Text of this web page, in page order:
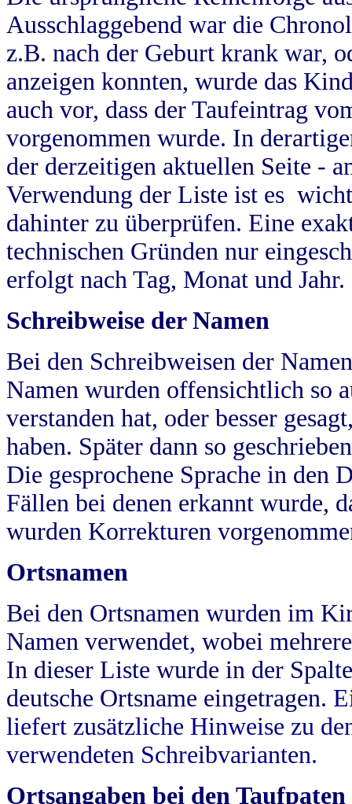
Ausschlaggebend war die
z.B. nach der Geburt krank war,
anzeigen konnten, wurde das
auch vor, dass der Taufeintrag
vorgenommen wurde. In
der derzeitigen aktuellen Seite -
Verwendung der Liste ist es
dahinter zu überprüfen. Eine
technischen Gründen nur
erfolgt nach Tag, Monat und Jahr.
Schreibweise der Namen
Bei den Schreibweisen der
Namen wurden offensichtlich so
verstanden hat, oder besser
haben. Später dann so
Die gesprochene Sprache in
Fällen bei denen erkannt wurde,
wurden Korrekturen
Ortsnamen
Bei den Ortsnamen wurden im
Namen verwendet, wobei
In dieser Liste wurde in der
deutsche Ortsname eingetragen.
liefert zusätzliche Hinweise zu
verwendeten Schreibvarianten.
Ortsangaben bei den Taufpaten